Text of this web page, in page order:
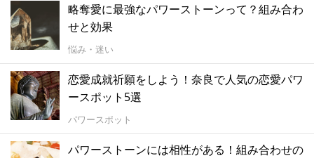
略奪愛に最強なパワーストーンって？組み合わ
せと効果
悩み・迷い
恋愛成就祈願をしよう！奈良で人気の恋愛パワ
ースポット5選
パワースポット
パワーストーンには相性がある！組み合わせの